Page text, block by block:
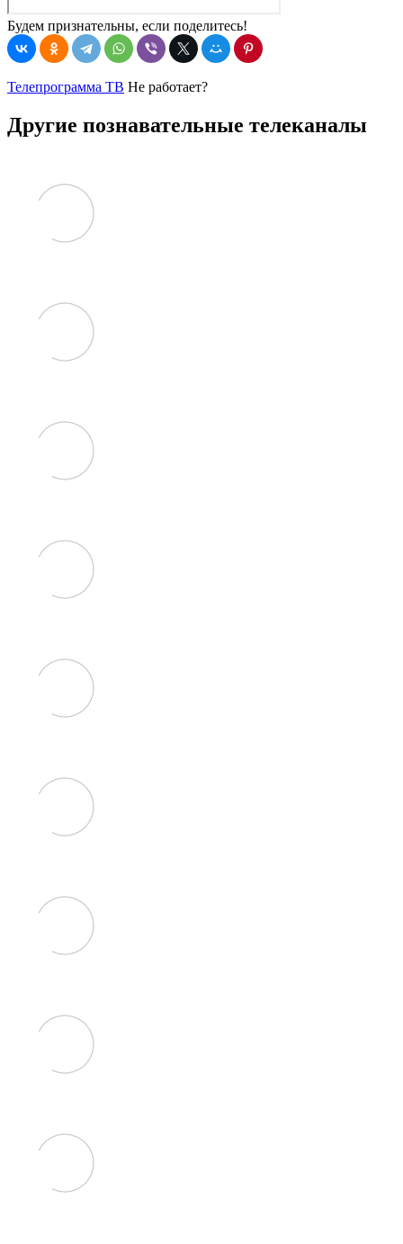
Будем признательны, если поделитесь!
Телепрограмма ТВ Не работает?
Другие познавательные телеканалы